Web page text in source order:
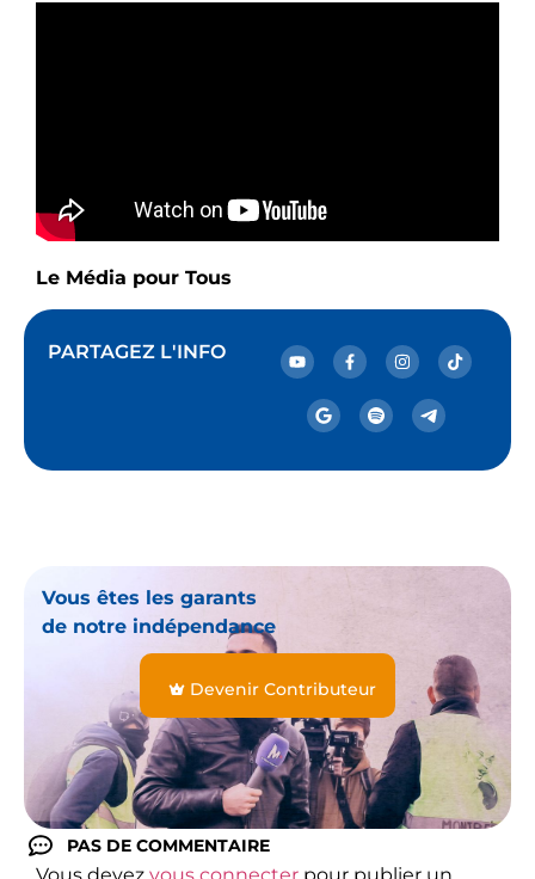
Le Média pour Tous
PARTAGEZ L'INFO
Vous êtes les garants
de notre indépendance
Devenir Contributeur
PAS DE COMMENTAIRE
Vous devez vous connecter pour publier un